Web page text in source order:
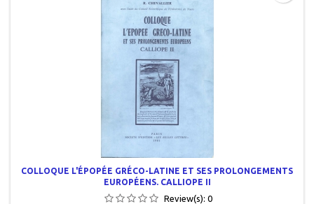
COLLOQUE L'ÉPOPÉE GRÉCO-LATINE ET SES PROLONGEMENTS
EUROPÉENS. CALLIOPE II
Review(s): 0